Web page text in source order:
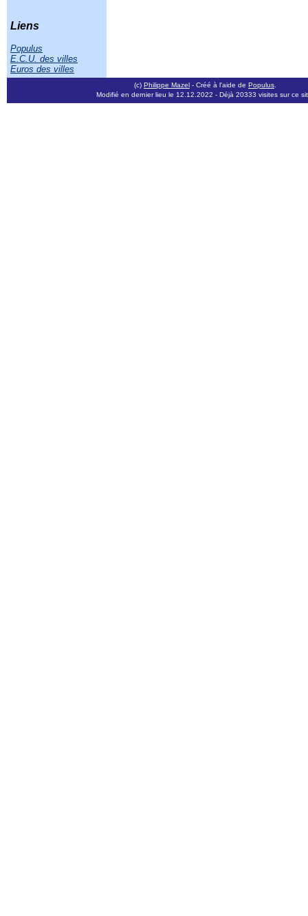
Liens
Populus
E.C.U. des villes
Euros des villes
(c) Philippe Mazel - Créé à l'aide de Populus
Modifié en dernier lieu le 12.12.2022 - Déjà 20333 visites sur ce